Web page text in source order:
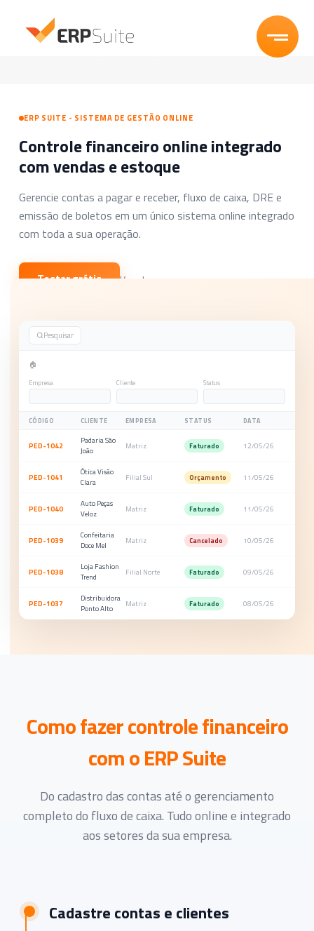
Planos
Experimente Grátis
ERP SUITE - SISTEMA DE GESTÃO ONLINE
Controle financeiro online integrado
com vendas e estoque
Gerencie contas a pagar e receber, fluxo de caixa, DRE e
emissão de boletos em um único sistema online integrado
com toda a sua operação.
Testar grátis Ver planos →
Pesquisar
🏠 ·
Empresa Cliente Status
CÓDIGO CLIENTE EMPRESA STATUS DATA
PED-1042
Padaria São
João
Matriz Faturado 12/05/26
PED-1041
Ótica Visão
Clara
Filial Sul Orçamento 11/05/26
PED-1040
Auto Peças
Veloz
Matriz Faturado 11/05/26
PED-1039
Confeitaria
Doce Mel
Matriz Cancelado 10/05/26
PED-1038
Loja Fashion
Trend
Filial Norte Faturado 09/05/26
PED-1037
Distribuidora
Ponto Alto
Matriz Faturado 08/05/26
Como fazer controle financeiro
com o ERP Suite
Do cadastro das contas até o gerenciamento
completo do fluxo de caixa. Tudo online e integrado
aos setores da sua empresa.
Cadastre contas e clientes